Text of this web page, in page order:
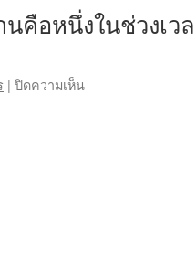
นคือหนึ่งในช่วง
| ปิดความเห็นบน